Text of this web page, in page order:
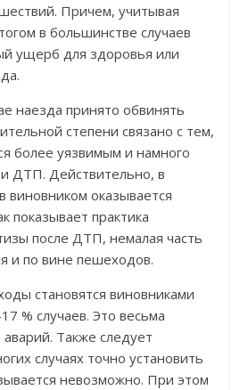
Причем, учитывая
в большинстве случаев
ущерб для здоровья или
наезда принято обвинять
степени связано с тем,
более уязвимым и намного
ДТП. Действительно, в
виновником оказывается
показывает практика
после ДТП, немалая часть
и по вине пешеходов.
становятся виновниками
% случаев. Это весьма
Также следует
случаях точно установить
невозможно. При этом